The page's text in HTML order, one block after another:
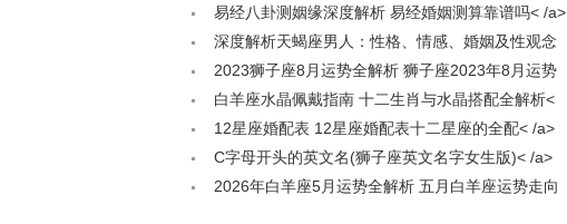
的爱情密码< /a>
易经八卦测姻缘深度解析 易经婚姻测算靠谱吗< /a>
深度解析天蝎座男人：性格、情感、婚姻及性观念
全揭秘< /a>
2023狮子座8月运势全解析 狮子座2023年8月运势
指南< /a>
白羊座水晶佩戴指南 十二生肖与水晶搭配全解析<
/a> 12星座婚配表 12星座婚配表十二星座的全配< /a>
C字母开头的英文名(狮子座英文名字女生版)< /a>
2026年白羊座5月运势全解析 五月白羊座运势走向